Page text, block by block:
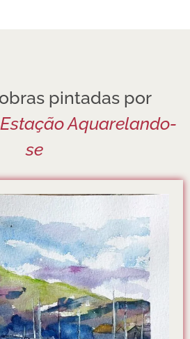
pintadas por
Estação Aquarelando-
se